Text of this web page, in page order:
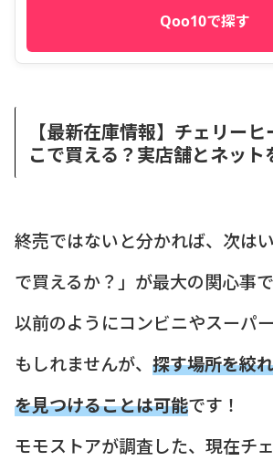
Qoo10で探す
【最新在庫情報】チェリー
こで買える？実店舗とネット
終売ではないと分かれば、次は
で買えるか？」が最大の関心事で
以前のようにコンビニやスーパ
もしれませんが、 探す場所を絞
を見つけることは可能です！
モモストアが調査した、現在チ